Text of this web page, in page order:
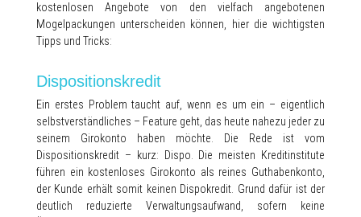
kostenlosen Angebote von den vielfach angebotenen
Mogelpackungen unterscheiden können, hier die wichtigsten
Tipps und Tricks:
Dispositionskredit
Ein erstes Problem taucht auf, wenn es um ein – eigentlich
selbstverständliches – Feature geht, das heute nahezu jeder zu
seinem Girokonto haben möchte. Die Rede ist vom
Dispositionskredit – kurz: Dispo. Die meisten Kreditinstitute
führen ein kostenloses Girokonto als reines Guthabenkonto,
der Kunde erhält somit keinen Dispokredit. Grund dafür ist der
deutlich reduzierte Verwaltungsaufwand, sofern keine